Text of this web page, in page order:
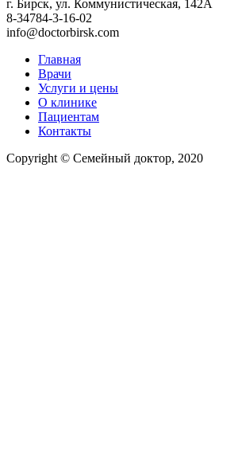
г. Бирск, ул. Коммунистическая, 142А
8-34784-3-16-02
info@doctorbirsk.com
Главная
Врачи
Услуги и цены
О клинике
Пациентам
Контакты
Copyright © Семейный доктор, 2020